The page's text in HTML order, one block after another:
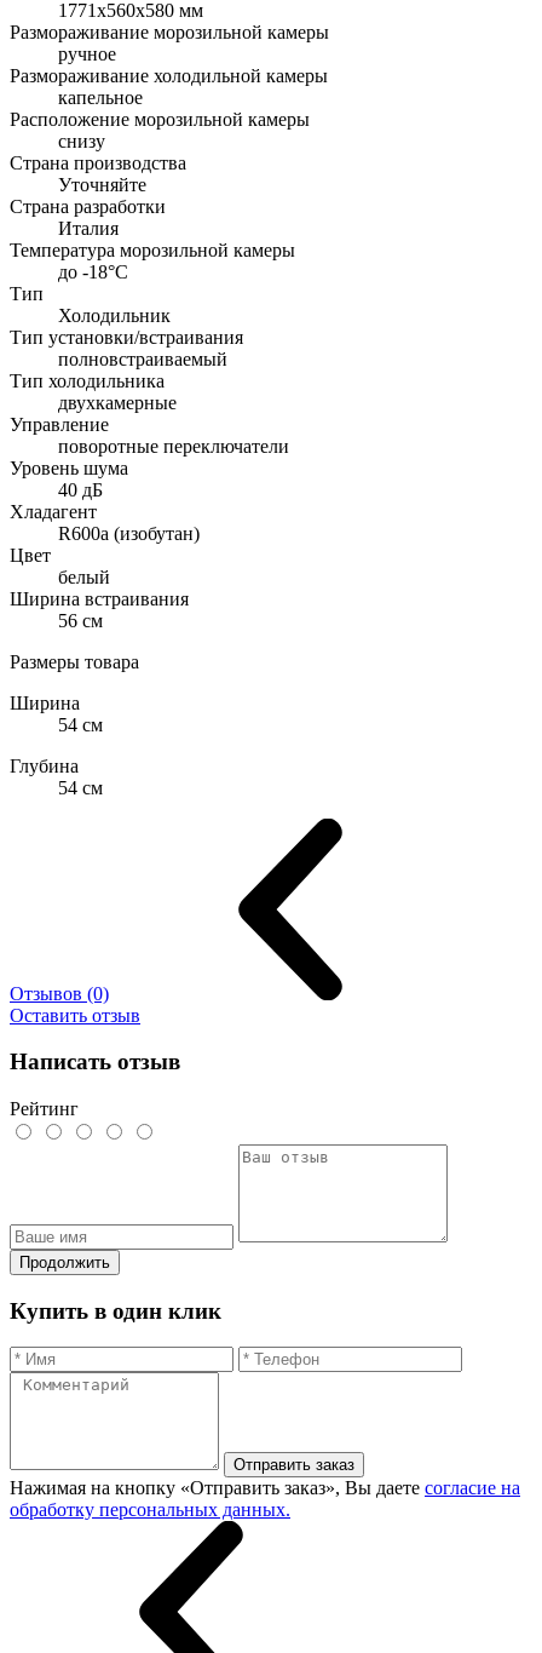
1771x560x580 мм
Размораживание морозильной камеры
ручное
Размораживание холодильной камеры
капельное
Расположение морозильной камеры
снизу
Страна производства
Уточняйте
Страна разработки
Италия
Температура морозильной камеры
до -18°C
Тип
Холодильник
Тип установки/встраивания
полновстраиваемый
Тип холодильника
двухкамерные
Управление
поворотные переключатели
Уровень шума
40 дБ
Хладагент
R600a (изобутан)
Цвет
белый
Ширина встраивания
56 см
Размеры товара
Ширина
54 см
Глубина
54 см
Отзывов (0)
Оставить отзыв
Написать отзыв
Рейтинг
Продолжить
Купить в один клик
Отправить заказ
Нажимая на кнопку «Отправить заказ», Вы даете согласие на
обработку персональных данных.